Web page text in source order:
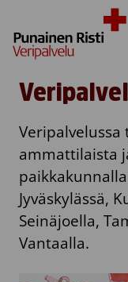
ammattilaista
Jyväskylässä,
Seinäjoella,
Vantaalla.